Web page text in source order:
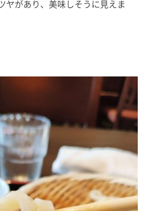
ヤがあり、美味しそうに見えま